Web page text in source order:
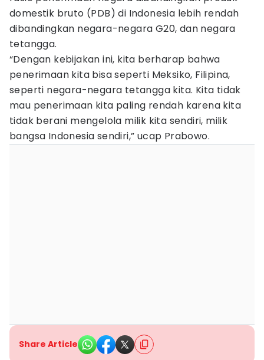
domestik bruto (PDB) di Indonesia lebih rendah
dibandingkan negara-negara G20, dan negara
tetangga.
“Dengan kebijakan ini, kita berharap bahwa
penerimaan kita bisa seperti Meksiko, Filipina,
seperti negara-negara tetangga kita. Kita tidak
mau penerimaan kita paling rendah karena kita
tidak berani mengelola milik kita sendiri, milik
bangsa Indonesia sendiri,” ucap Prabowo.
Share Article